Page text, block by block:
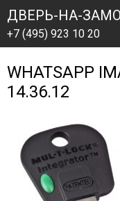
ДВЕРЬ-НА-
+7 (495) 923 10 20
WHATSAPP
14.36.12